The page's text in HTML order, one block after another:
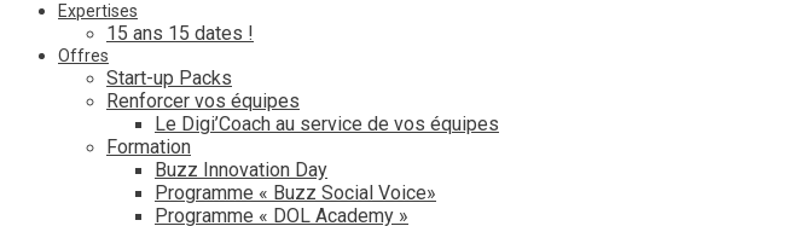
Expertises
15 ans 15 dates !
Offres
Start-up Packs
Renforcer vos équipes
Le Digi’Coach au service de vos équipes
Formation
Buzz Innovation Day
Programme « Buzz Social Voice»
Programme « DOL Academy »